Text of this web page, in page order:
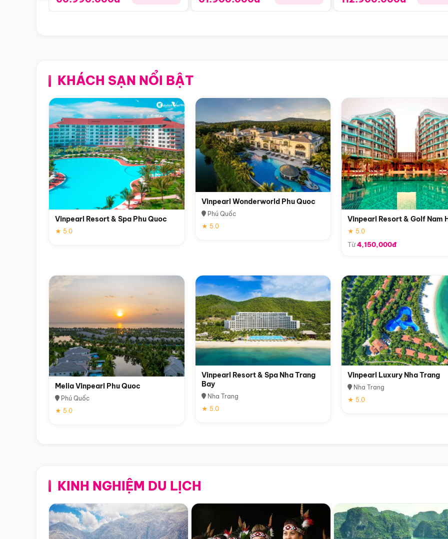
KHÁCH SẠN NỔI BẬT
Vinpearl Resort & Spa Phu Quoc
★ 5.0
Vinpearl Wonderworld Phu Quoc
Phú Quốc
★ 5.0
Vinpearl Resort & Golf Nam
★ 5.0
Từ4,150,000đ
Melia Vinpearl Phu Quoc
Phú Quốc
★ 5.0
Vinpearl Resort & Spa Nha Trang
Bay
Nha Trang
★ 5.0
Vinpearl Luxury Nha Trang
Nha Trang
★ 5.0
KINH NGHIỆM DU LỊCH